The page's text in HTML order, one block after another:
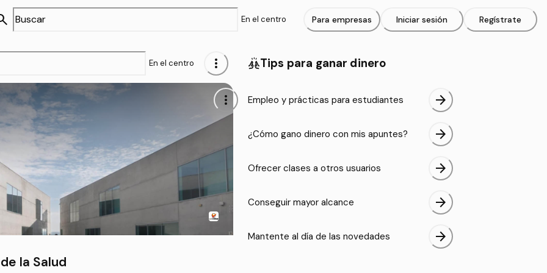
En el centro more_vert
more_vert
la Salud
cheerTips para ganar dinero
Empleo y prácticas para estudiantes arrow_forward
¿Cómo gano dinero con mis apuntes? arrow_forward
Ofrecer clases a otros usuarios arrow_forward
Conseguir mayor alcance arrow_forward
Mantente al día de las novedades arrow_forward
En el centro Para empresas Iniciar sesión Regístrate